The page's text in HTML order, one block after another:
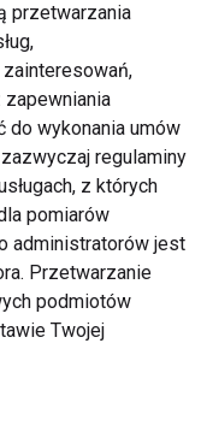
wróciła na
Na co
uwagę, gdy
znów bawią się
fizyczna
– jak zachęcić
przetwarzania
zapewniania
wykonania umów
regulaminy
z których
pomiarów
administratorów jest
Przetwarzanie
podmiotów
Twojej